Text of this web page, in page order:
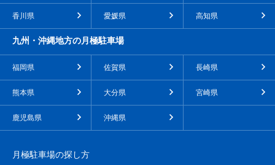
香川県 愛媛県 高知県
九州・沖縄地方の月極駐車場
福岡県 佐賀県 長崎県
熊本県 大分県 宮崎県
鹿児島県 沖縄県
月極駐車場の探し方